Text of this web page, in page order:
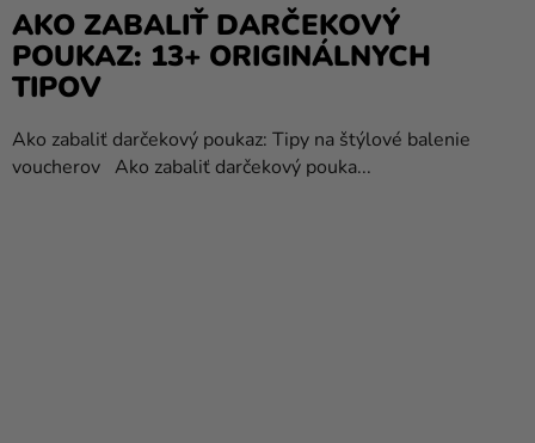
AKO ZABALIŤ DARČEKOVÝ
POUKAZ: 13+ ORIGINÁLNYCH
TIPOV
Ako zabaliť darčekový poukaz: Tipy na štýlové balenie
voucherov Ako zabaliť darčekový pouka...